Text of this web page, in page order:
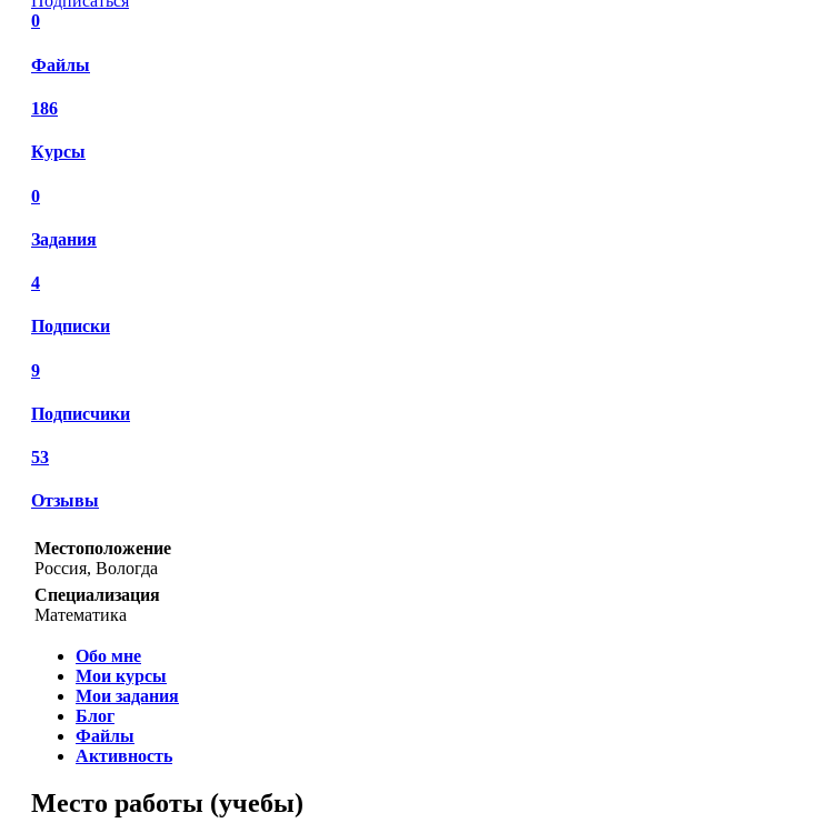
0
Файлы
186
Курсы
0
Задания
4
Подписки
9
Подписчики
53
Отзывы
Местоположение
Россия, Вологда
Специализация
Математика
Обо мне
Мои курсы
Мои задания
Блог
Файлы
Активность
Место работы (учебы)